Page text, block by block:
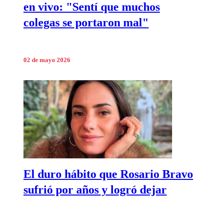
en vivo: "Sentí que muchos
colegas se portaron mal"
02 de mayo 2026
El duro hábito que Rosario Bravo
sufrió por años y logró dejar